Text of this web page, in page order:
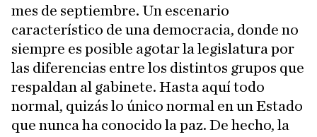
mes de septiembre. Un escenario
característico de una democracia, donde no
siempre es posible agotar la legislatura por
las diferencias entre los distintos grupos que
respaldan al gabinete. Hasta aquí todo
normal, quizás lo único normal en un Estado
que nunca ha conocido la paz. De hecho, la